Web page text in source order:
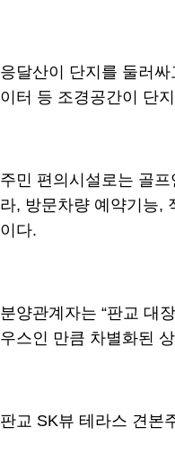
응달산이 단지를 둘러
이터 등 조경공간이 단
주민 편의시설로는 골
라, 방문차량 예약기능,
이다.
분양관계자는 “판교 대
우스인 만큼 차별화된
판교 SK뷰 테라스 견본